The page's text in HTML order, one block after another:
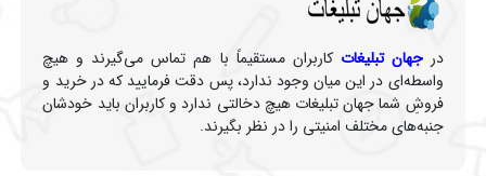
درجهان تبلیغات کاربران مستقیماً با هم تماس می‌گیرند و هیچ
واسطه‌ای در این میان وجود ندارد، پس دقت فرمایید که در خرید و
فروشِ شما جهان تبلیغات هیچ دخالتی ندارد و کاربران باید خودشان
جنبه‌های مختلف امنیتی را در نظر بگیرند.